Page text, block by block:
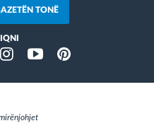
TONË
InstragramYoutubePinterest